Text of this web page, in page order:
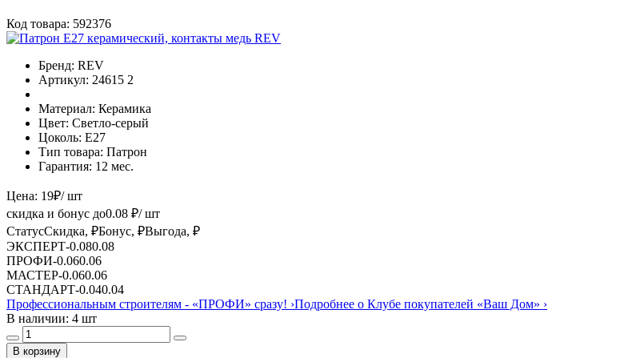
Код товара: 592376
Бренд: REV
Артикул: 24615 2
Материал: Керамика
Цвет: Светло-серый
Цоколь: E27
Тип товара: Патрон
Гарантия: 12 мес.
Цена: 19₽/ шт
скидка и бонус до0.08 ₽/ шт
СтатусСкидка, ₽Бонус, ₽Выгода, ₽
ЭКСПЕРТ-0.080.08
ПРОФИ-0.060.06
МАСТЕР-0.060.06
СТАНДАРТ-0.040.04
Профессиональным строителям - «ПРОФИ» сразу! ›Подробнее о Клубе покупателей «Ваш Дом» ›
В наличии: 4 шт
В корзину